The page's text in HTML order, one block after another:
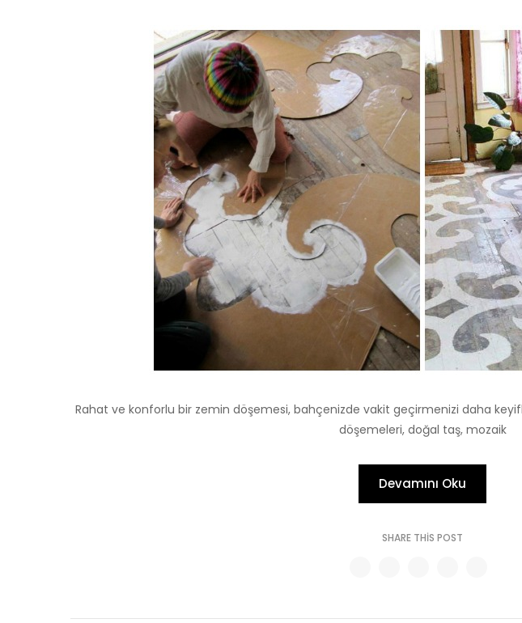
Rahat ve konforlu bir zemin döşemesi, bahçenizde vakit geçirmenizi daha
döşemeleri, doğal taş, mozaik
Devamını Oku
SHARE THIS POST